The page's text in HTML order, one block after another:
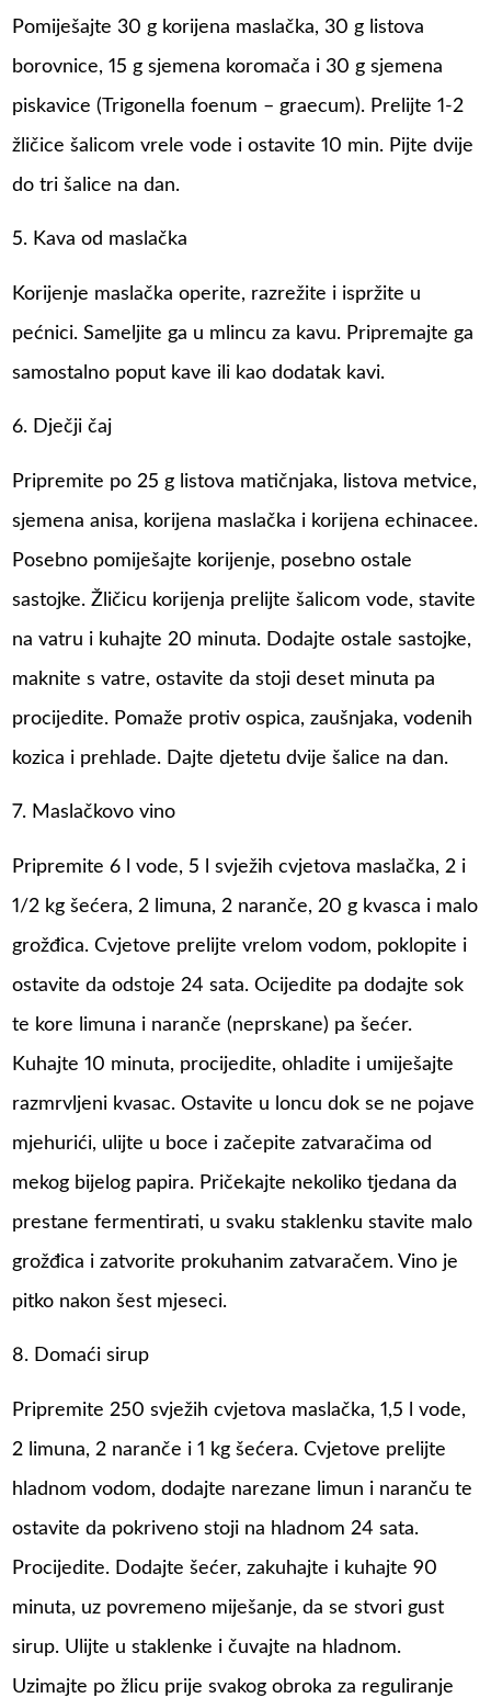
Pomiješajte 30 g korijena maslačka, 30 g listova
borovnice, 15 g sjemena koromača i 30 g sjemena
piskavice (Trigonella foenum – graecum). Prelijte 1-2
žličice šalicom vrele vode i ostavite 10 min. Pijte dvije
do tri šalice na dan.
5. Kava od maslačka
Korijenje maslačka operite, razrežite i ispržite u
pećnici. Sameljite ga u mlincu za kavu. Pripremajte ga
samostalno poput kave ili kao dodatak kavi.
6. Dječji čaj
Pripremite po 25 g listova matičnjaka, listova metvice,
sjemena anisa, korijena maslačka i korijena echinacee.
Posebno pomiješajte korijenje, posebno ostale
sastojke. Žličicu korijenja prelijte šalicom vode, stavite
na vatru i kuhajte 20 minuta. Dodajte ostale sastojke,
maknite s vatre, ostavite da stoji deset minuta pa
procijedite. Pomaže protiv ospica, zaušnjaka, vodenih
kozica i prehlade. Dajte djetetu dvije šalice na dan.
7. Maslačkovo vino
Pripremite 6 l vode, 5 l svježih cvjetova maslačka, 2 i
1/2 kg šećera, 2 limuna, 2 naranče, 20 g kvasca i malo
grožđica. Cvjetove prelijte vrelom vodom, poklopite i
ostavite da odstoje 24 sata. Ocijedite pa dodajte sok
te kore limuna i naranče (neprskane) pa šećer.
Kuhajte 10 minuta, procijedite, ohladite i umiješajte
razmrvljeni kvasac. Ostavite u loncu dok se ne pojave
mjehurići, ulijte u boce i začepite zatvaračima od
mekog bijelog papira. Pričekajte nekoliko tjedana da
prestane fermentirati, u svaku staklenku stavite malo
grožđica i zatvorite prokuhanim zatvaračem. Vino je
pitko nakon šest mjeseci.
8. Domaći sirup
Pripremite 250 svježih cvjetova maslačka, 1,5 l vode,
2 limuna, 2 naranče i 1 kg šećera. Cvjetove prelijte
hladnom vodom, dodajte narezane limun i naranču te
ostavite da pokriveno stoji na hladnom 24 sata.
Procijedite. Dodajte šećer, zakuhajte i kuhajte 90
minuta, uz povremeno miješanje, da se stvori gust
sirup. Ulijte u staklenke i čuvajte na hladnom.
Uzimajte po žlicu prije svakog obroka za reguliranje